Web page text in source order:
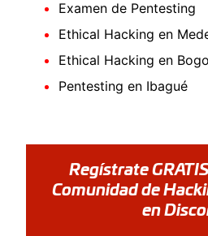
Examen de Pentesting
Ethical Hacking en
Ethical Hacking en
Pentesting en Ibagué
Regístrate
Comunidad de
en